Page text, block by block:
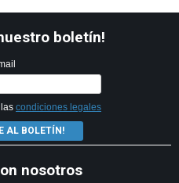
boletín!
condiciones legales
AL BOLETÍN!
nosotros